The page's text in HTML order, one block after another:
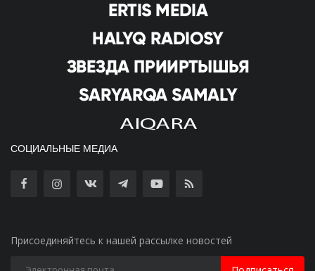
СОЦИАЛЬНЫЕ МЕДИА
Присоединяйтесь к нашей рассылке новостей